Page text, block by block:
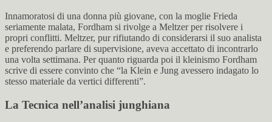
Innamoratosi di una donna più giovane, con la moglie Frieda
seriamente malata, Fordham si rivolge a Meltzer per risolvere i
propri conflitti. Meltzer, pur rifiutando di considerarsi il suo analista
e preferendo parlare di supervisione, aveva accettato di incontrarlo
una volta settimana. Per quanto riguarda poi il kleinismo Fordham
scrive di essere convinto che “la Klein e Jung avessero indagato lo
stesso materiale da vertici differenti”.
La Tecnica nell’analisi junghiana